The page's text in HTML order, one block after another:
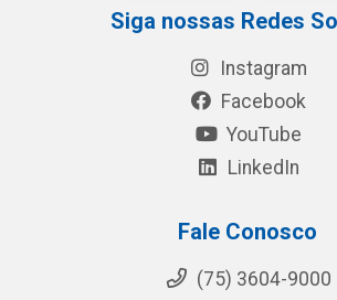
Siga nossas Redes
Instagram
Facebook
YouTube
LinkedIn
Fale Conosco
(75) 3604-9000